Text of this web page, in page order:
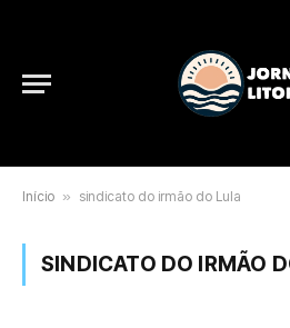
Início » sindicato do irmão do Lula
SINDICATO DO IRMÃO